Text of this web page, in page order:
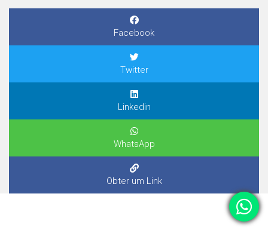
Facebook
Twitter
Linkedin
WhatsApp
Obter um Link